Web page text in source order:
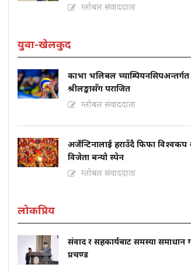
ग्लोबल संवाददाता
युवा-खेलकुद
काभा भलिबल
श्रीलङ्कासँग पराजित
ग्लोबल संवाददाता
अर्जेन्टिनालाई हराउँदै फिफा
विजेता बन्यो स्पेन
ग्लोबल संवाददाता
लोकप्रिय
संवाद र सहकार्यबाट समस्या समाधान
प्रचण्ड